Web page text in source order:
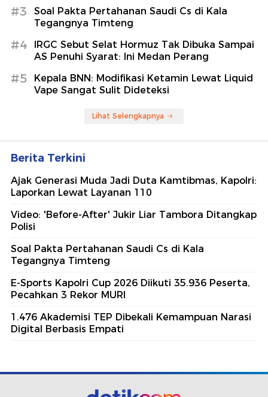
#3
Soal Pakta Pertahanan Saudi Cs di Kala
Tegangnya Timteng
#4
IRGC Sebut Selat Hormuz Tak Dibuka Sampai
AS Penuhi Syarat: Ini Medan Perang
#5
Kepala BNN: Modifikasi Ketamin Lewat Liquid
Vape Sangat Sulit Dideteksi
Lihat Selengkapnya
Berita Terkini
Ajak Generasi Muda Jadi Duta Kamtibmas, Kapolri:
Laporkan Lewat Layanan 110
Video: 'Before-After' Jukir Liar Tambora Ditangkap
Polisi
Soal Pakta Pertahanan Saudi Cs di Kala
Tegangnya Timteng
E-Sports Kapolri Cup 2026 Diikuti 35.936 Peserta,
Pecahkan 3 Rekor MURI
1.476 Akademisi TEP Dibekali Kemampuan Narasi
Digital Berbasis Empati